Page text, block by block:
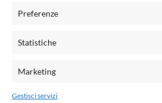
Preferenze
Statistiche
Marketing
Gestisci servizi
email: